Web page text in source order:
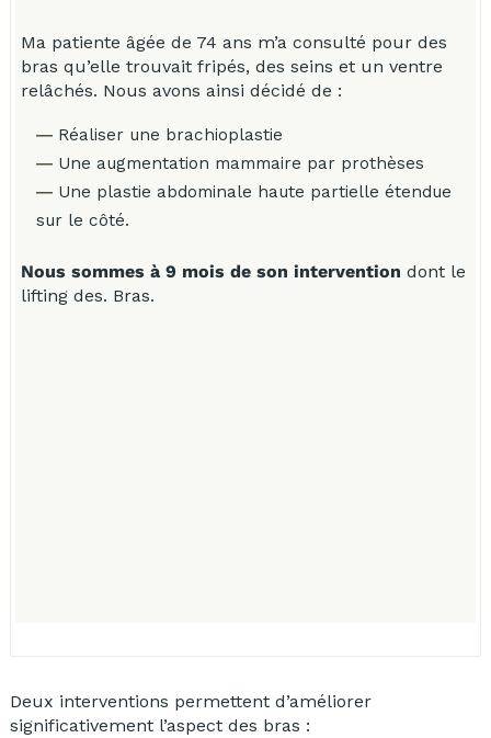
Ma patiente âgée de 74 ans m’a consulté pour des
bras qu’elle trouvait fripés, des seins et un ventre
relâchés. Nous avons ainsi décidé de :
Réaliser une brachioplastie
Une augmentation mammaire par prothèses
Une plastie abdominale haute partielle étendue
sur le côté.
Nous sommes à 9 mois de son intervention dont le
lifting des. Bras.
Deux interventions permettent d’améliorer
significativement l’aspect des bras :